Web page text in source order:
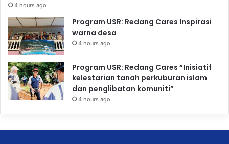
4 hours ago
Program USR: Redang Cares Inspirasi
warna desa
4 hours ago
Program USR: Redang Cares “Inisiatif
kelestarian tanah perkuburan islam
dan penglibatan komuniti”
4 hours ago